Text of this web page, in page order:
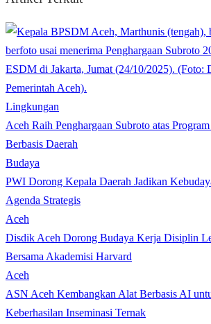
Lingkungan
Aceh Raih Penghargaan Subroto atas
Berbasis Daerah
Budaya
PWI Dorong Kepala Daerah Jadikan
Agenda Strategis
Aceh
Disdik Aceh Dorong Budaya Kerja Disiplin
Bersama Akademisi Harvard
Aceh
ASN Aceh Kembangkan Alat Berbasis AI
Keberhasilan Inseminasi Ternak